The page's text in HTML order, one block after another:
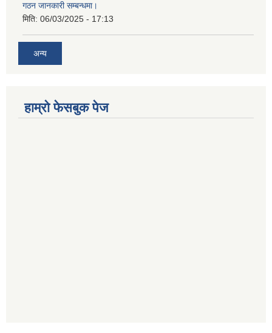
गठन जानकारी सम्बन्धमा।
मिति: 06/03/2025 - 17:13
अन्य
हाम्राे फेसबुक पेज